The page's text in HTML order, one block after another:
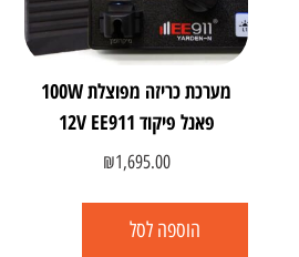
מערכת כריזה מפוצלת 100W
פאנל פיקוד 12V EE911
₪1,695.00
הוספה לסל